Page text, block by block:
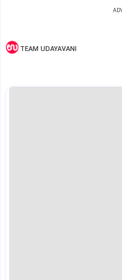
TEAM UDAYAVANI